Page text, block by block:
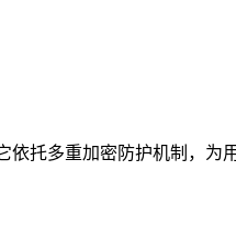
托多重加密防护机制，为